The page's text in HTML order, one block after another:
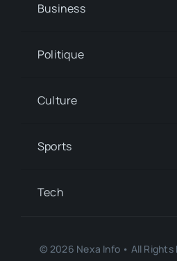
Business
Politique
Culture
Sports
Tech
© 2026 Nexa Info • All Rights